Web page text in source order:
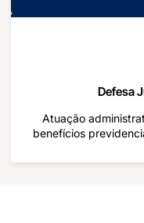
Defesa
Atuação
benefícios